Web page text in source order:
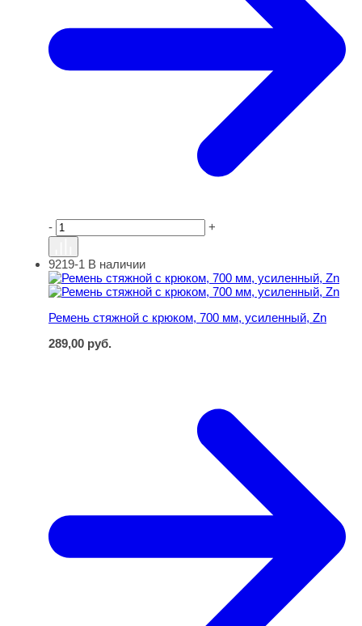
- +
Ремень стяжной с крюком, 700 мм, усиленный, Zn
9219-1 В наличии
Ремень стяжной с крюком, 700 мм, усиленный, Zn
289,00 руб.